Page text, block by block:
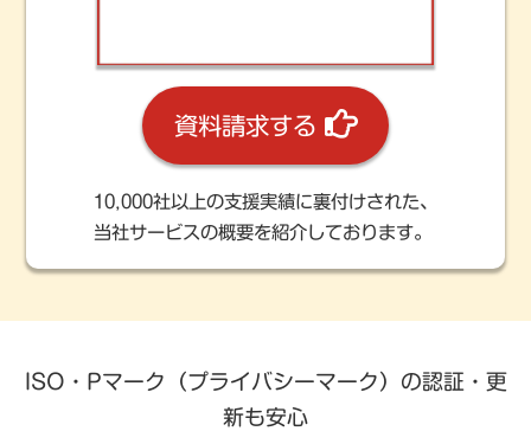
資料請求する
10,000社以上の支援実績に裏付けされた、
当社サービスの概要を紹介しております。
ISO・Pマーク（プライバシーマーク）の認証・更
新も安心